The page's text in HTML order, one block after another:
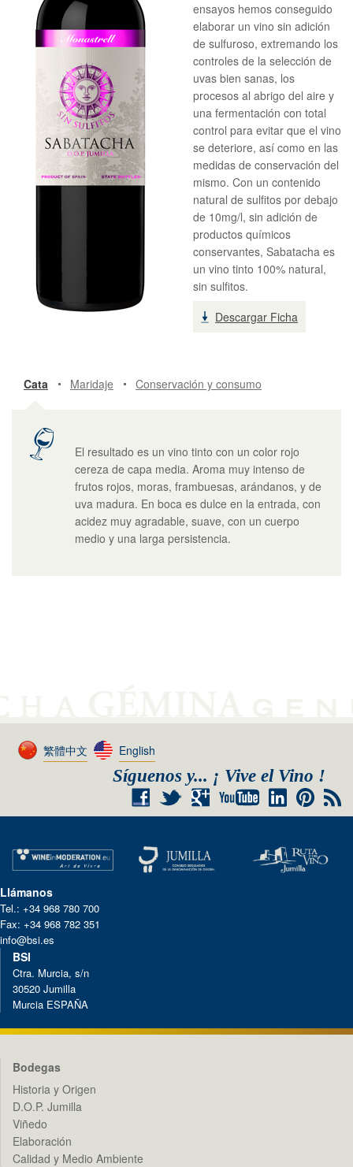
ensayos hemos conseguido
elaborar un vino sin adición
de sulfuroso, extremando los
controles de la selección de
uvas bien sanas, los
procesos al abrigo del aire y
una fermentación con total
control para evitar que el vino
se deteriore, así como en las
medidas de conservación del
mismo. Con un contenido
natural de sulfitos por debajo
de 10mg/l, sin adición de
productos químicos
conservantes, Sabatacha es
un vino tinto 100% natural,
sin sulfitos.
Descargar Ficha
Cata Maridaje Conservación y consumo
El resultado es un vino tinto con un color rojo
cereza de capa media. Aroma muy intenso de
frutos rojos, moras, frambuesas, arándanos, y de
uva madura. En boca es dulce en la entrada, con
acidez muy agradable, suave, con un cuerpo
medio y una larga persistencia.
繁體中文 English
Síguenos y... ¡ Vive el Vino !
+ RSS
Llámanos
Tel.: +34 968 780 700
Fax: +34 968 782 351
info@bsi.es
BSI
Ctra. Murcia, s/n
30520 Jumilla
Murcia ESPAÑA
Bodegas
Historia y Origen
D.O.P. Jumilla
Viñedo
Elaboración
Calidad y Medio Ambiente